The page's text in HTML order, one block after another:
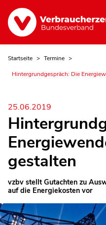
Startseite
Termine
Hintergrundgespräch: Die
25.06.2019
gestalten
vzbv stellt Gutachten zu
auf die Energiekosten vor